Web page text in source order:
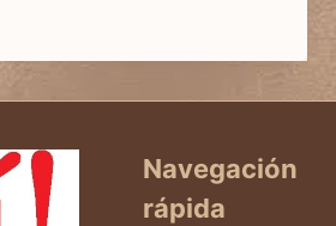
Navegación
rápida